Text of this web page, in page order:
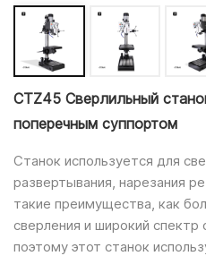
CTZ45 Сверлильный
поперечным суппортом
Станок используется для
развертывания, нарезания
такие преимущества, как
сверления и широкий
поэтому этот станок